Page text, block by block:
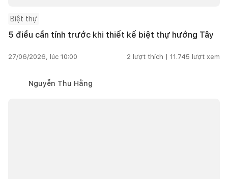
Biệt thự
5 điều cần tính trước khi thiết kế biệt thự hướng Tây
27/06/2026, lúc 10:00 2 lượt thích | 11.745 lượt xem
Nguyễn Thu Hằng